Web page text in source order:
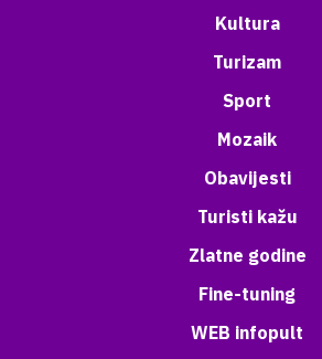
Kultura
Turizam
Sport
Mozaik
Obavijesti
Turisti kažu
Zlatne godine
Fine-tuning
WEB infopult